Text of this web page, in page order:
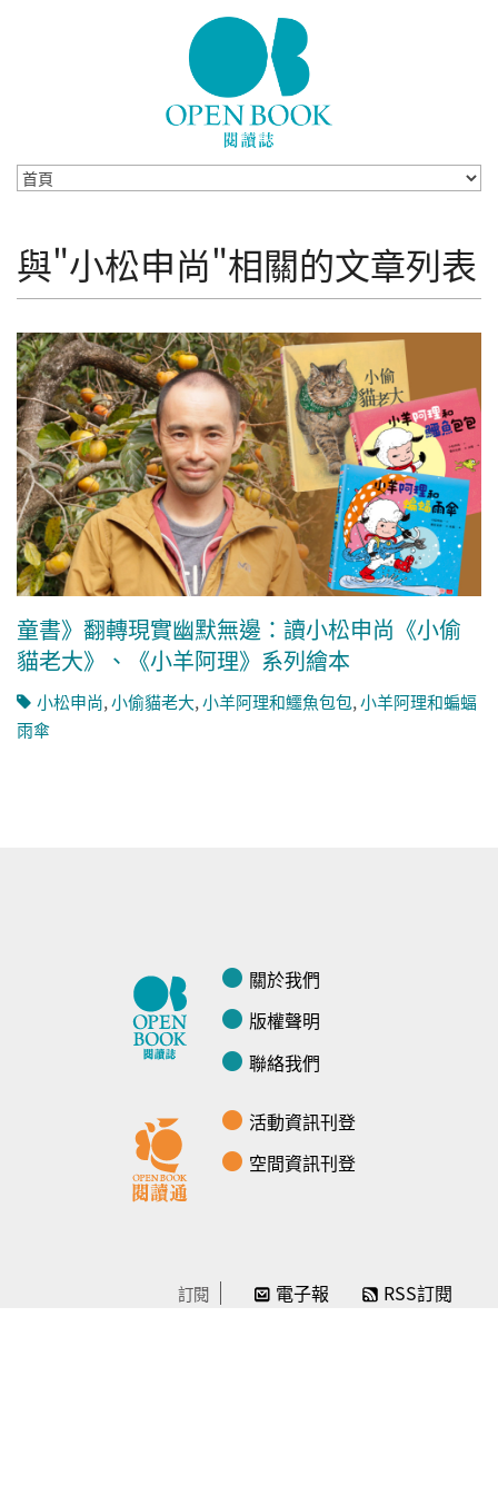
與"小松申尚"相關的文章列表
童書》翻轉現實幽默無邊：讀小松申尚《小偷
貓老大》、《小羊阿理》系列繪本
小松申尚,小偷貓老大,小羊阿理和鱷魚包包,小羊阿理和蝙蝠
雨傘
關於我們
版權聲明
聯絡我們
活動資訊刊登
空間資訊刊登
訂閱 電子報 RSS訂閱